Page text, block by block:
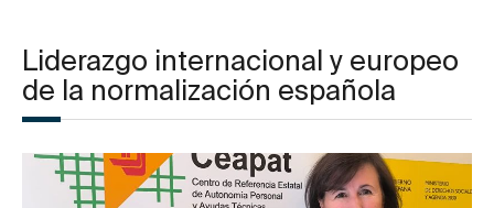
Liderazgo internacional y europeo
de la normalización española